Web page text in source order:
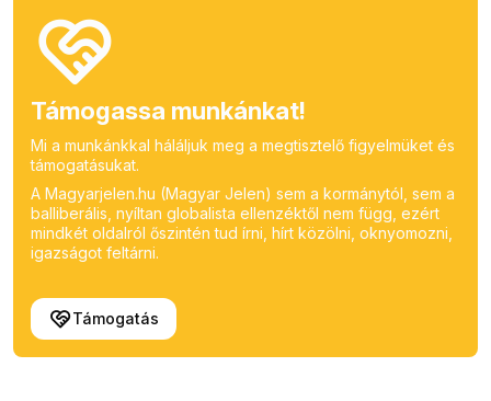
Támogassa munkánkat!
Mi a munkánkkal háláljuk meg a megtisztelő figyelmüket és
támogatásukat.
A Magyarjelen.hu (Magyar Jelen) sem a kormánytól, sem a
balliberális, nyíltan globalista ellenzéktől nem függ, ezért
mindkét oldalról őszintén tud írni, hírt közölni, oknyomozni,
igazságot feltárni.
Támogatás